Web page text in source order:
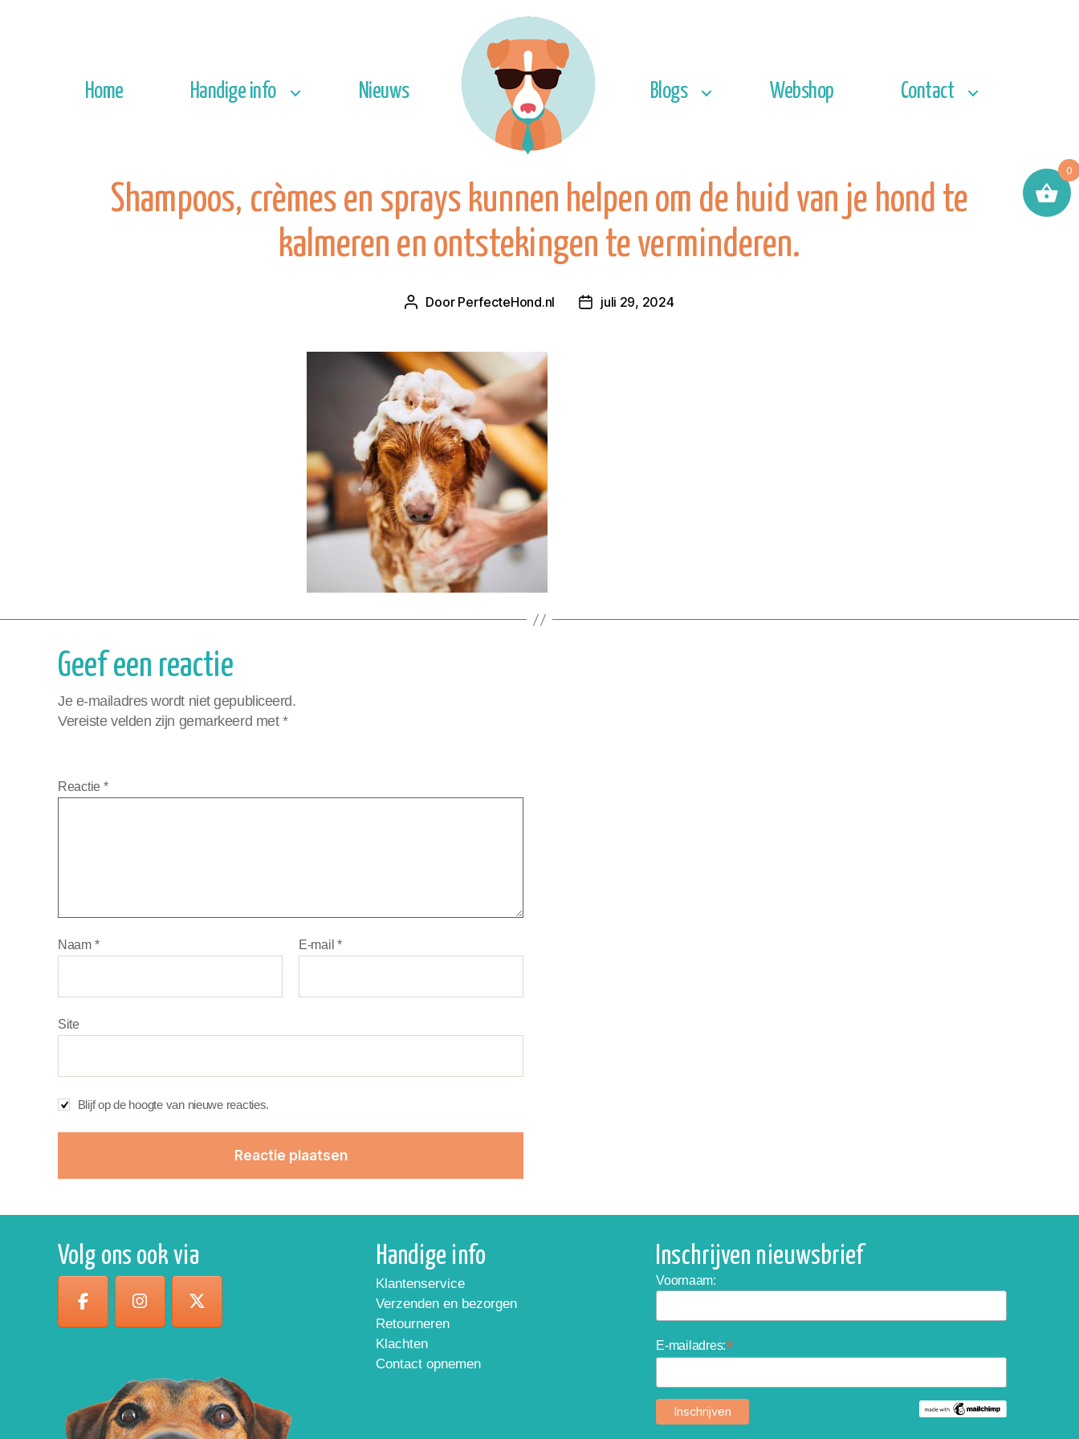
Home Handige info Nieuws Blogs Webshop Contact
Shampoos, crèmes en sprays kunnen helpen om de huid van je hond te
kalmeren en ontstekingen te verminderen.
Berichtauteur
Door PerfecteHond.nl Berichtdatum
juli 29, 2024
Geef een reactie
Je e-mailadres wordt niet gepubliceerd.
Vereiste velden zijn gemarkeerd met *
Reactie *
Naam * E-mail*
Site
Blijf op de hoogte van nieuwe reacties.
Volg ons ook via Handige info
Klantenservice
Verzenden en bezorgen
Retourneren
Klachten
Contact opnemen
Inschrijven nieuwsbrief
Voornaam:
E-mailadres:*
0